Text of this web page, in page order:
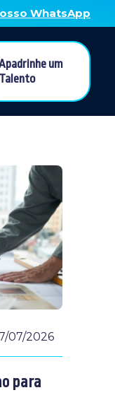
WhatsApp
um
Talento
07/2026
para